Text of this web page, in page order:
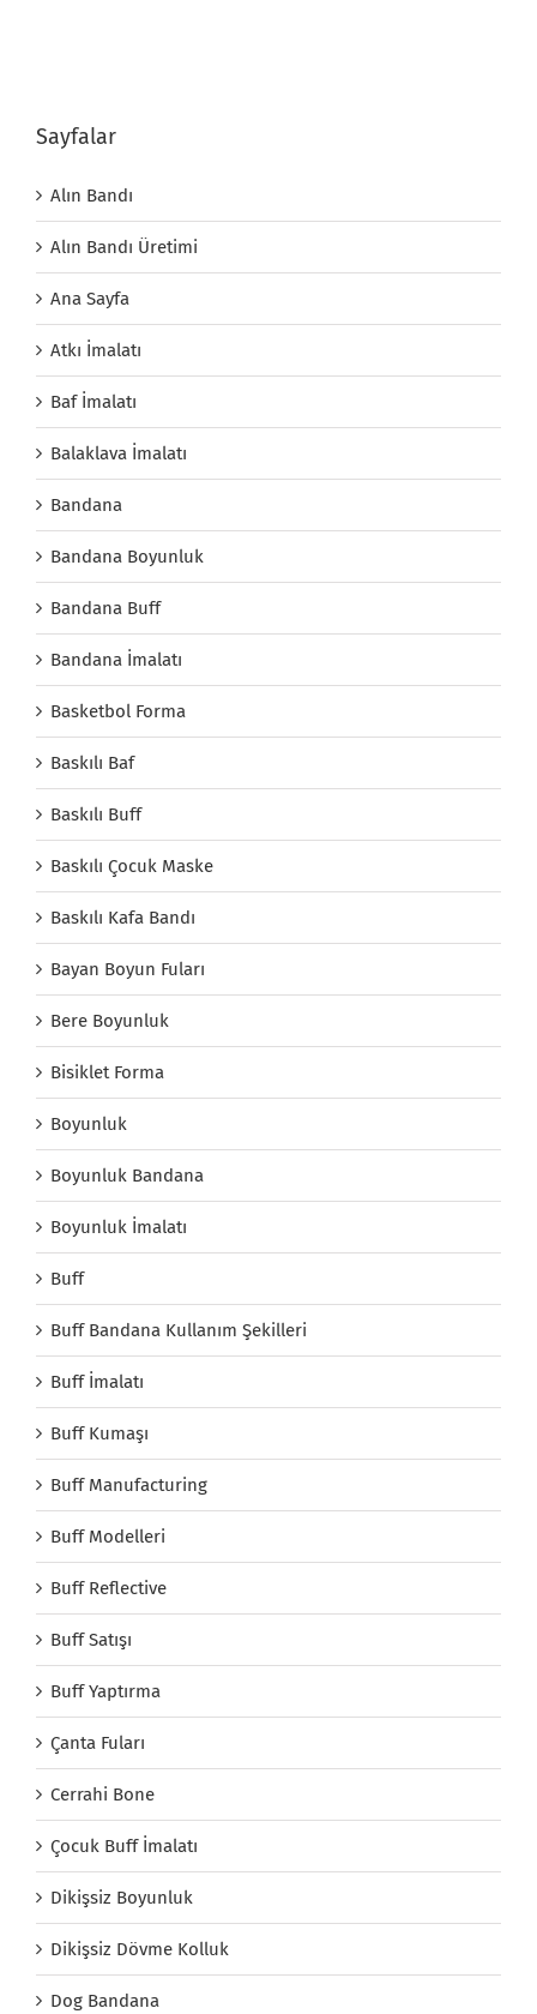
Sayfalar
Alın Bandı
Alın Bandı Üretimi
Ana Sayfa
Atkı İmalatı
Baf İmalatı
Balaklava İmalatı
Bandana
Bandana Boyunluk
Bandana Buff
Bandana İmalatı
Basketbol Forma
Baskılı Baf
Baskılı Buff
Baskılı Çocuk Maske
Baskılı Kafa Bandı
Bayan Boyun Fuları
Bere Boyunluk
Bisiklet Forma
Boyunluk
Boyunluk Bandana
Boyunluk İmalatı
Buff
Buff Bandana Kullanım Şekilleri
Buff İmalatı
Buff Kumaşı
Buff Manufacturing
Buff Modelleri
Buff Reflective
Buff Satışı
Buff Yaptırma
Çanta Fuları
Cerrahi Bone
Çocuk Buff İmalatı
Dikişsiz Boyunluk
Dikişsiz Dövme Kolluk
Dog Bandana